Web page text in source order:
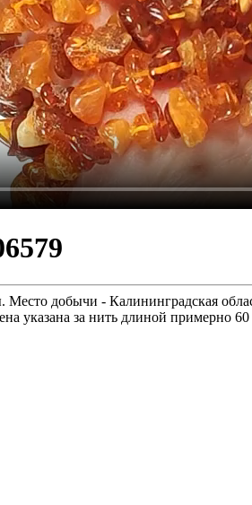
добычи - Калининградская
указана за нить длиной примерно 60